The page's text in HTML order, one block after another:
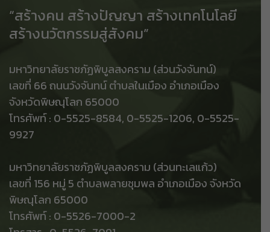
“สร้างคน สร้างปัญญา สร้างเทคโนโลยี
สร้างนวัตกรรมสู่สังคม”
มหาวิทยาลัยราชภัฏพิบูลสงคราม (ส่วนวังจันทน์)
เลขที่ 66 ถนนวังจันทน์ ตำบลในเมือง อำเภอเมือง
จังหวัดพิษณุโลก 65000
โทรศัพท์ : 0-5525-8584, 0-5525-1206, 0-5525-
9927
มหาวิทยาลัยราชภัฏพิบูลสงคราม (ส่วนทะเลแก้ว)
เลขที่ 156 หมู่ 5 ตำบลพลายชุมพล อำเภอเมือง จังหวัด
พิษณุโลก 65000
โทรศัพท์ : 0-5526-7000-2